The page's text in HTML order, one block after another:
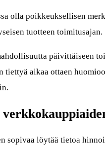
olla poikkeuksellisen
tuotteen toimitusajan.
päivittäiseen
tiettyä aikaa ottaen
sopivaa löytää tietoa